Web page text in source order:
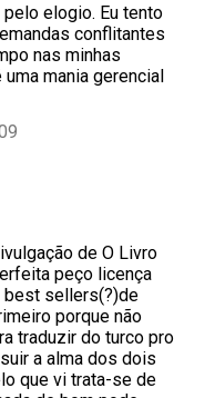
elogio. Eu tento
conflitantes
nas minhas
mania gerencial
de O Livro
peço licença
best sellers(?)de
porque não
traduzir do turco pro
a alma dos dois
que vi trata-se de